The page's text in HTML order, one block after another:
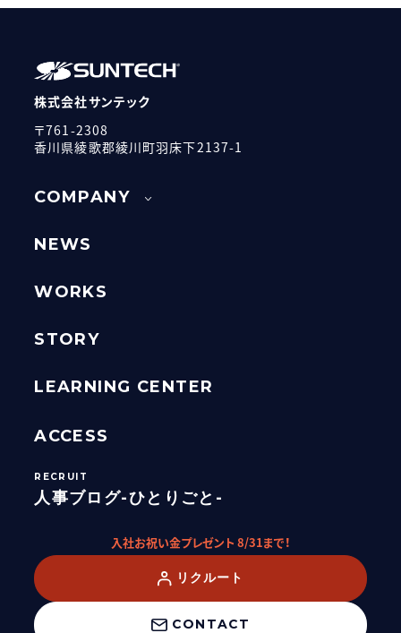
株式会社サンテック
〒761-2308
香川県綾歌郡綾川町羽床下2137-1
COMPANY
NEWS
WORKS
STORY
LEARNING CENTER
ACCESS
人事ブログ-ひとりごと-
入社お祝い金プレゼント 8/31まで！
リクルート
CONTACT